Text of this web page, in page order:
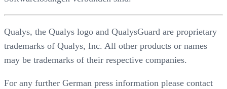
Qualys, the Qualys logo and QualysGuard are proprietary
trademarks of Qualys, Inc. All other products or names
may be trademarks of their respective companies.
For any further German press information please contact